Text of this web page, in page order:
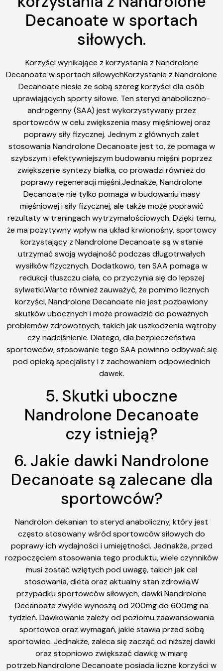
Decanoate w sportach
siłowych.
Korzyści wynikające z korzystania z Nandrolone
Decanoate w sportach siłowychKorzystanie z Nandrolone
Decanoate niesie ze sobą szereg korzyści dla osób
uprawiających sporty siłowe. Ten steryd anaboliczno-
androgenny (SAA) jest wykorzystywany przez
sportowców w celu zwiększenia masy mięśniowej oraz
poprawy siły fizycznej. Jednym z głównych zalet
stosowania Nandrolone Decanoate jest to, że pomaga w
szybszym i efektywniejszym budowaniu mięśni poprzez
zwiększenie syntezy białka, co prowadzi również do
poprawy regeneracji mięśni.Jednakże, Nandrolone
Decanoate nie tylko pomaga w budowaniu masy
mięśniowej i siły fizycznej, ale także może poprawić
rezultaty w treningach wytrzymałościowych. Dzięki temu,
że ma pozytywny wpływ na układ krwionośny, sportowcy
korzystający z Nandrolone Decanoate są w stanie
utrzymać swoją wydajność podczas długotrwałych
wysiłków fizycznych. Dodatkowo, ten SAA pomaga w
redukcji tłuszczu ciała, co przyczynia się do lepszej
sylwetki.Warto również zauważyć, że pomimo licznych
korzyści, Nandrolone Decanoate nie jest pozbawiony
skutków ubocznych i może prowadzić do poważnych
problemów zdrowotnych, takich jak uszkodzenia wątroby
czy nadciśnienie. Dlatego, dla bezpieczeństwa
sportowców, stosowanie tego SAA powinno odbywać się
pod opieką specjalisty i z zachowaniem odpowiednich
dawek.
5. Skutki uboczne
Nandrolone Decanoate
czy istnieją?
6. Jakie dawki Nandrolone
Decanoate są zalecane dla
sportowców?
Nandrolon dekanian to steryd anaboliczny, który jest
często stosowany wśród sportowców siłowych do
poprawy ich wydajności i umiejętności. Jednakże, przed
rozpoczęciem stosowania tego produktu, wiele czynników
musi zostać wziętych pod uwagę, takich jak cel
stosowania, dieta oraz aktualny stan zdrowia.W
przypadku sportowców siłowych, dawki Nandrolone
Decanoate zwykle wynoszą od 200mg do 600mg na
tydzień. Dawkowanie zależy od poziomu zaawansowania
sportowca oraz wymagań, jakie stawia przed sobą
sportowiec. Jednakże, zaleca się zacząć od niższej dawki
oraz stopniowo zwiększać dawkę w miarę
potrzeb.Nandrolone Decanoate posiada liczne korzyści w